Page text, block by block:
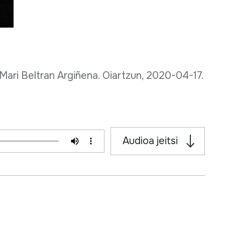
Beltran Argiñena. Oiartzun, 2020-04-17.
Audioa jeitsi